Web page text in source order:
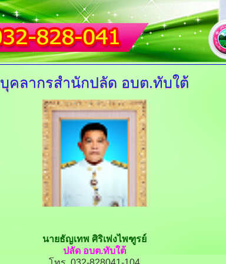
บุคลากรสำนักปลัด อบต.ทับใต้
นายธัญเทพ ศิริเพ่งไพฑูรย์
ปลัด อบต.ทับใต้